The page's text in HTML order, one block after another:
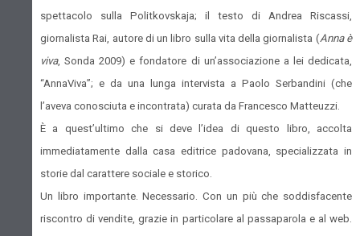
spettacolo sulla Politkovskaja; il testo di Andrea Riscassi,
giornalista Rai, autore di un libro sulla vita della giornalista (Anna è
viva, Sonda 2009) e fondatore di un’associazione a lei dedicata,
“AnnaViva”; e da una lunga intervista a Paolo Serbandini (che
l’aveva conosciuta e incontrata) curata da Francesco Matteuzzi.
È a quest’ultimo che si deve l’idea di questo libro, accolta
immediatamente dalla casa editrice padovana, specializzata in
storie dal carattere sociale e storico.
Un libro importante. Necessario. Con un più che soddisfacente
riscontro di vendite, grazie in particolare al passaparola e al web.